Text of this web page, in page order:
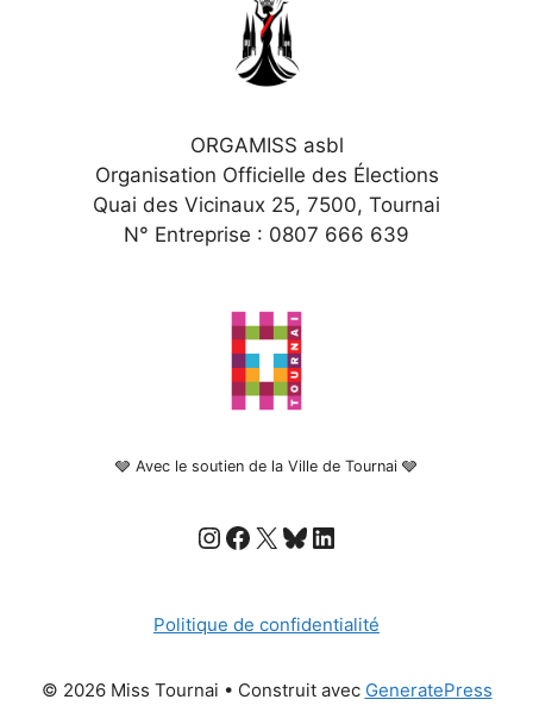
ORGAMISS asbl
Organisation Officielle des Élections
Quai des Vicinaux 25, 7500, Tournai
N° Entreprise : 0807 666 639
🩶 Avec le soutien de la Ville de Tournai 🩶
Instagram
Facebook
X Bluesky
LinkedIn
Politique de confidentialité
© 2026 Miss Tournai • Construit avec GeneratePress